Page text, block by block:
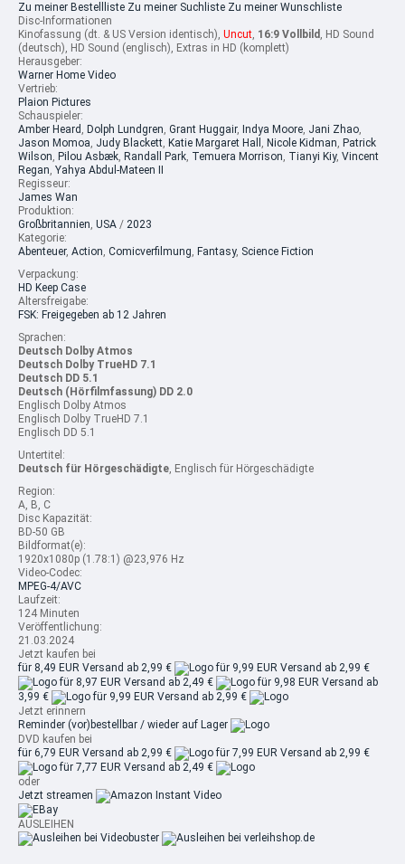
Zu meiner Bestellliste Zu meiner Suchliste Zu meiner Wunschliste
Disc-Informationen
Kinofassung (dt. & US Version identisch), Uncut, 16:9 Vollbild , HD Sound
(deutsch), HD Sound (englisch), Extras in HD (komplett)
Herausgeber:
Warner Home Video
Vertrieb:
Plaion Pictures
Schauspieler:
Amber Heard , Dolph Lundgren, Grant Huggair, Indya Moore, Jani Zhao,
Jason Momoa, Judy Blackett, Katie Margaret Hall , Nicole Kidman, Patrick
Wilson, Pilou Asbæk, Randall Park, Temuera Morrison, Tianyi Kiy, Vincent
Regan, Yahya Abdul-Mateen II
Regisseur:
James Wan
Produktion:
Großbritannien, USA / 2023
Kategorie:
Abenteuer, Action, Comicverfilmung, Fantasy, Science Fiction
Verpackung:
HD Keep Case
Altersfreigabe:
FSK: Freigegeben ab 12 Jahren
Sprachen:
Deutsch Dolby Atmos
Deutsch Dolby TrueHD 7.1
Deutsch DD 5.1
Deutsch (Hörfilmfassung) DD 2.0
Englisch Dolby Atmos
Englisch Dolby TrueHD 7.1
Englisch DD 5.1
Untertitel:
Deutsch für Hörgeschädigte, Englisch für Hörgeschädigte
Region:
A, B, C
Disc Kapazität:
BD-50 GB
Bildformat(e):
1920x1080p (1.78:1) @23,976 Hz
Video-Codec:
MPEG-4/AVC
Laufzeit:
124 Minuten
Veröffentlichung:
21.03.2024
Jetzt kaufen bei
für 8,49 EUR Versand ab 2,99 € für 9,99 EUR Versand ab 2,99 €
für 8,97 EUR Versand ab 2,49 € für 9,98 EUR Versand ab
3,99 €
für 9,99 EUR Versand ab 2,99 €
Jetzt erinnern
Reminder (vor)bestellbar / wieder auf Lager
DVD kaufen bei
für 6,79 EUR Versand ab 2,99 € für 7,99 EUR Versand ab 2,99 €
für 7,77 EUR Versand ab 2,49 €
oder
Jetzt streamen
AUSLEIHEN